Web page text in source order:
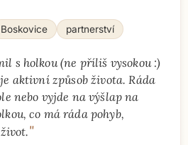
Boskovice partnerství
s holkou (ne příliš vysokou :)
aktivní způsob života. Ráda
nebo vyjde na výšlap na
co má ráda pohyb,
"